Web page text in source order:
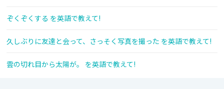
ぞくぞくする を英語で教えて!
久しぶりに友達と会って、さっそく写真を撮った を英語で教えて!
雲の切れ目から太陽が。 を英語で教えて!